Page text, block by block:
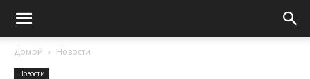
Домой Новости
Новости